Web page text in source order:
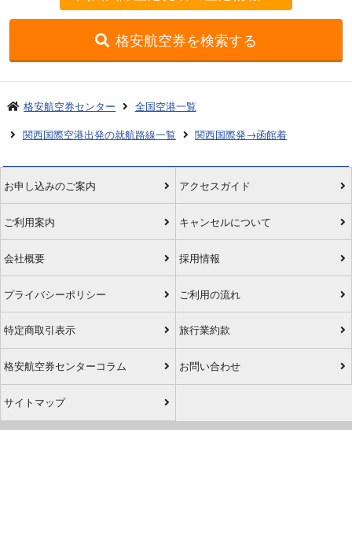
格安航空券を検索する
格安航空券センター
全国空港一覧
関西国際空港出発の就航路線一覧
関西国際発→函館着
お申し込みのご案内 アクセスガイド
ご利用案内 キャンセルについて
会社概要 採用情報
プライバシーポリシー ご利用の流れ
特定商取引表示 旅行業約款
格安航空券センターコラム お問い合わせ
サイトマップ